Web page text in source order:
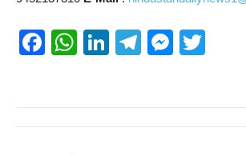
F
W
Li
T
M